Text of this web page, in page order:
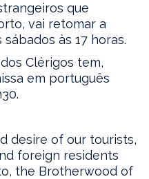
que
vai retomar a
às 17 horas.
Clérigos tem,
em português
desire of our tourists,
foreign residents
the Brotherwood of